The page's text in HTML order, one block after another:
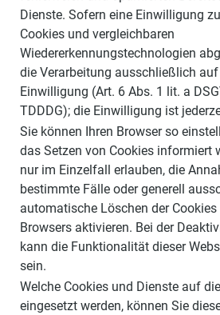
Dienste. Sofern eine Einwilligung
Cookies und vergleichbaren
Wiedererkennungstechnologien
die Verarbeitung ausschließlich
Einwilligung (Art. 6 Abs. 1 lit. a
TDDDG); die Einwilligung ist
Sie können Ihren Browser so
das Setzen von Cookies informiert
nur im Einzelfall erlauben, die
bestimmte Fälle oder generell
automatische Löschen der
Browsers aktivieren. Bei der
kann die Funktionalität dieser
sein.
Welche Cookies und Dienste auf
eingesetzt werden, können Sie